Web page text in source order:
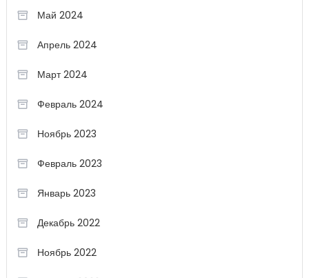
Май 2024
Апрель 2024
Март 2024
Февраль 2024
Ноябрь 2023
Февраль 2023
Январь 2023
Декабрь 2022
Ноябрь 2022